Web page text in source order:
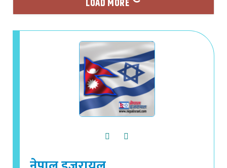
नेपाल इजरायल